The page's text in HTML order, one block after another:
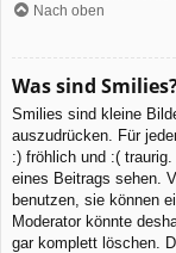
Nach oben
Was sind
Smilies sind kleine
auszudrücken. Für
:) fröhlich und :(
eines Beitrags sehen.
benutzen, sie können
Moderator könnte
gar komplett löschen.